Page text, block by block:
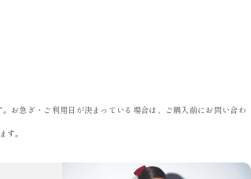
お急ぎ・ご利用日が決まっている場合は、ご購入前にお問い合わ
す。